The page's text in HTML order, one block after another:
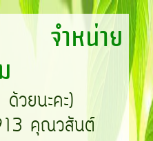
จำหน่าย
ด้วยนะคะ)
คุณวสันต์